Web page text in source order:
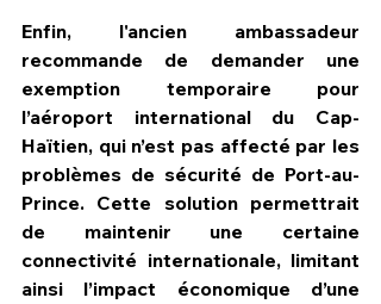
Enfin, l'ancien ambassadeur
recommande de demander une
exemption temporaire pour
l’aéroport international du Cap-
Haïtien, qui n’est pas affecté par les
problèmes de sécurité de Port-au-
Prince. Cette solution permettrait
de maintenir une certaine
connectivité internationale, limitant
ainsi l’impact économique d’une